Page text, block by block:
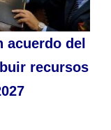
acuerdo del
recursos